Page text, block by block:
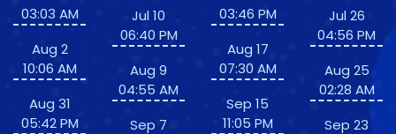
03:03 AM
Aug 2
10:06 AM
Aug 31
05:42 PM
Jul 10
06:40 PM
Aug 9
04:55 AM
Sep 7
03:46 PM
Aug 17
07:30 AM
Sep 15
11:05 PM
Jul 26
04:56 PM
Aug 25
02:28 AM
Sep 23